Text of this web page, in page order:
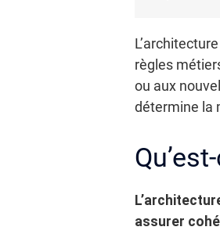
règles
ou aux
détermine la
assurer